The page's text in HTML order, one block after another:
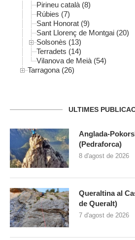
Pirineu català (8)
Rúbies (7)
Sant Honorat (9)
Sant Llorenç de Montgai (20)
Solsonès (13)
Terradets (14)
Vilanova de Meià (54)
Tarragona (26)
ULTIMES
Anglada-
(Pedraforca)
8 d'agost de 2026
Queraltina al
de Queralt)
7 d'agost de 2026